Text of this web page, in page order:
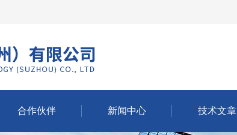
合作伙伴 新闻中心 技术文章